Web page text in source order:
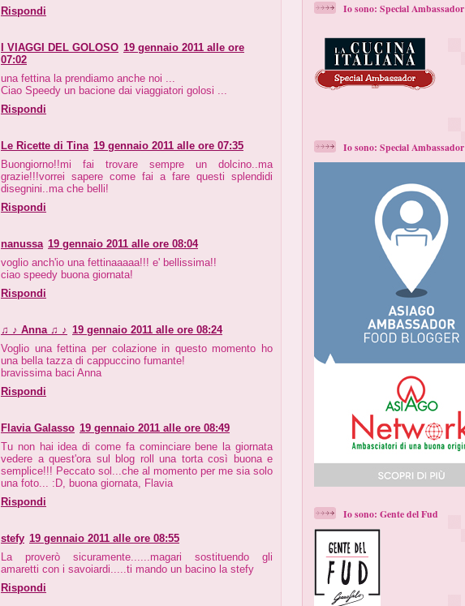
Rispondi
I VIAGGI DEL GOLOSO 19 gennaio 2011 alle ore
07:02
una fettina la prendiamo anche noi ...
Ciao Speedy un bacione dai viaggiatori golosi ...
Rispondi
Le Ricette di Tina 19 gennaio 2011 alle ore 07:35
Buongiorno!!mi fai trovare sempre un dolcino..ma
grazie!!!vorrei sapere come fai a fare questi splendidi
disegnini..ma che belli!
Rispondi
nanussa 19 gennaio 2011 alle ore 08:04
voglio anch'io una fettinaaaaa!!! e' bellissima!!
ciao speedy buona giornata!
Rispondi
♫ ♪ Anna ♫ ♪ 19 gennaio 2011 alle ore 08:24
Voglio una fettina per colazione in questo momento ho
una bella tazza di cappuccino fumante!
bravissima baci Anna
Rispondi
Flavia Galasso 19 gennaio 2011 alle ore 08:49
Tu non hai idea di come fa cominciare bene la giornata
vedere a quest'ora sul blog roll una torta così buona e
semplice!!! Peccato sol...che al momento per me sia solo
una foto... :D, buona giornata, Flavia
Rispondi
stefy 19 gennaio 2011 alle ore 08:55
La proverò sicuramente......magari sostituendo gli
amaretti con i savoiardi.....ti mando un bacino la stefy
Rispondi
Io sono: Special Ambassador
Io sono: Special Ambassador
Io sono: Gente del Fud